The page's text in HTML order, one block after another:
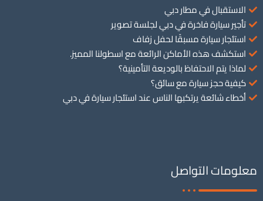
الاستقبال في مطار دبي
تأجير سيارة فاخرة في دبي لجلسة تصوير
استئجار سيارة مسبقًا لحفل زفاف
استكشف هذه الأماكن الرائعة مع اسطولنا المميز.
لماذا يتم الاحتفاظ بالوديعة التأمينية؟
كيفية حجز سيارة مع سائق؟
أخطاء شائعة يرتكبها الناس عند استئجار سيارة في دبي
معلومات التواصل